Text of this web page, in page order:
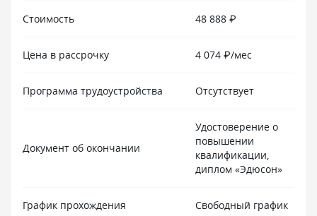
Стоимость 48 888 ₽
Цена в рассрочку 4 074 ₽/мес
Программа трудоустройства Отсутствует
Документ об окончании
Удостоверение о
повышении
квалификации,
диплом «Эдюсон»
График прохождения Свободный график